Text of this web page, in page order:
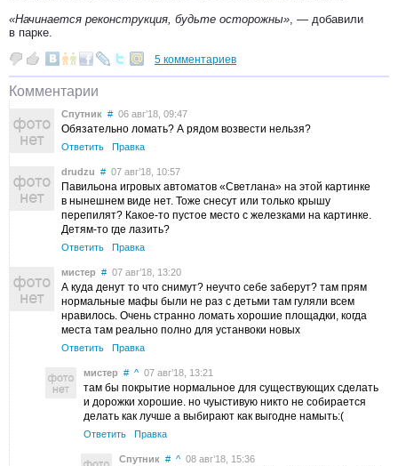
«Начинается реконструкция, будьте осторожны» , — добавили
в парке.
5 комментариев
Комментарии
Спутник # 06 авг’18, 09:47
Обязательно ломать? А рядом возвести нельзя?
Ответить Правка
drudzu # 07 авг’18, 10:57
Павильона игровых автоматов «Светлана» на этой картинке
в нынешнем виде нет. Тоже снесут или только крышу
перепилят? Какое-то пустое место с железками на картинке.
Детям-то где лазить?
Ответить Правка
мистер # 07 авг’18, 13:20
А куда денут то что снимут? неучто себе заберут? там прям
нормальные мафы были не раз с детьми там гуляли всем
нравилось. Очень странно ломать хорошие площадки, когда
места там реально полно для устанвоки новых
Ответить Правка
мистер # ^ 07 авг’18, 13:21
там бы покрытие нормальное для существующих сделать
и дорожки хорошие. но чуыстивую никто не собирается
делать как лучше а выбирают как выгодне намыть:(
Ответить Правка
Спутник # ^ 08 авг’18, 15:36